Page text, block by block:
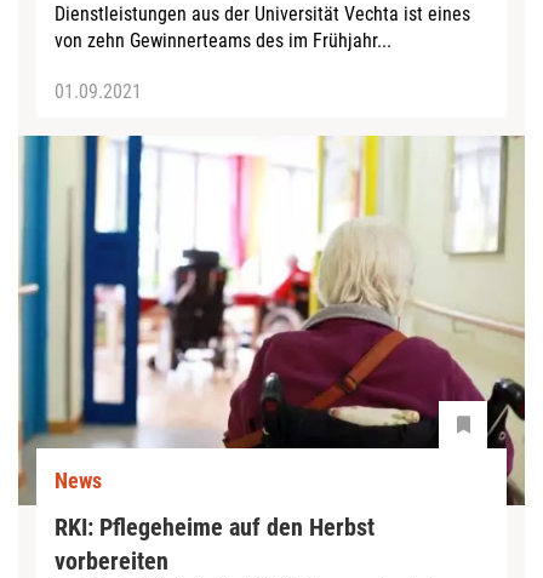
Dienstleistungen aus der Universität Vechta ist eines
von zehn Gewinnerteams des im Frühjahr...
01.09.2021
News
RKI: Pflegeheime auf den Herbst
vorbereiten